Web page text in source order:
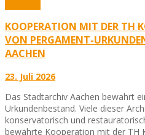
KOOPERATION MIT DER TH
VON PERGAMENT-
AACHEN
23. Juli 2026
Das Stadtarchiv Aachen bewahrt
Urkundenbestand. Viele dieser
konservatorisch und
bewährte Kooperation mit der TH